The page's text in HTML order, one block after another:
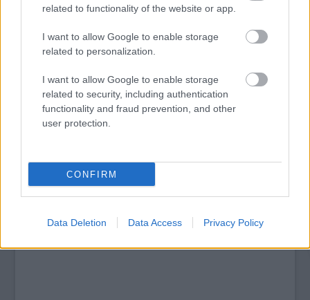
related to functionality of the website or app.
I want to allow Google to enable storage
related to personalization.
I want to allow Google to enable storage
related to security, including authentication
functionality and fraud prevention, and other
user protection.
CONFIRM
Data Deletion Data Access Privacy Policy
MUCSI ZOLTÁN VISSZATÉR – EGY ÉLETEM
A bejegyzés trackback címe:
nem vállal, azokat nem ellenőrzi. Kifogás esetén forduljon a blog szerkesztőjéhez.